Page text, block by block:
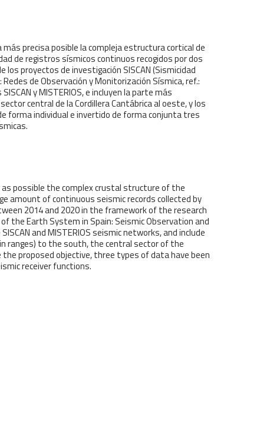
precisa posible la compleja estructura cortical de
de registros sísmicos continuos recogidos por dos
proyectos de investigación SISCAN (Sismicidad
de Observación y Monitorización Sísmica, ref.:
y MISTERIOS, e incluyen la parte más
central de la Cordillera Cantábrica al oeste, y los
forma individual e invertido de forma conjunta tres
possible the complex crustal structure of the
amount of continuous seismic records collected by
2014 and 2020 in the framework of the research
the Earth System in Spain: Seismic Observation and
and MISTERIOS seismic networks, and include
ranges) to the south, the central sector of the
proposed objective, three types of data have been
receiver functions.